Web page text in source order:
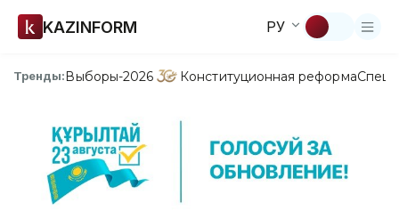
KAZINFORM РУ
Тренды:Выборы-2026 Конституционная реформа